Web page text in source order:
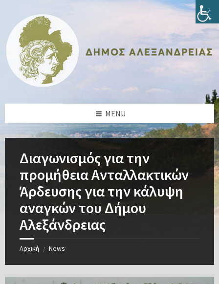
content
sidebar
sidebar
footer
MENU
Διαγωνισμός για την
προμήθεια Ανταλλακτικών
Άρδευσης για την κάλυψη
αναγκών του Δήμου
Αλεξάνδρειας
Αρχική / News